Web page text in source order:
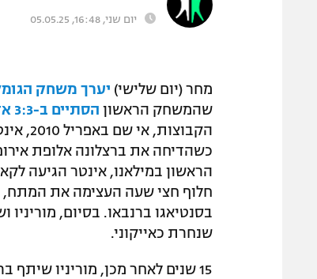
יום שני, 16:48, 05.05.25
מחר (יום שלישי) יערך משחק
שהמשחק הראשון הסתיים ב-3:3 אדיר.
הראשון במילאנו, אינטר הגיעה
בסנטיאגו ברנבאו. בסיום,
שנחרת כאייקוני.
15 שנים לאחר מכן, מוריניו